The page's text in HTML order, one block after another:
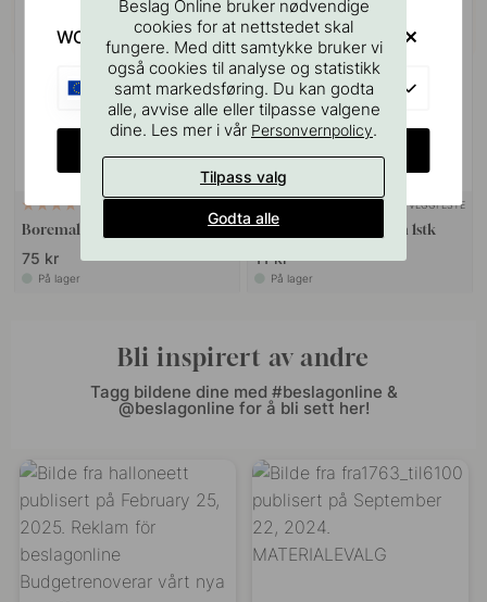
127
Boremal for Håndtak & Knotter
75 kr
På lager
VEGGFESTE
Skjøteskrue M4x50mm 1stk
11 kr
På lager
Bli inspirert av andre
Tagg bildene dine med #beslagonline &
@beslagonline for å bli sett her!
Beslag Online bruker nødvendige
cookies for at nettstedet skal
fungere. Med ditt samtykke bruker vi
også cookies til analyse og statistikk
samt markedsføring. Du kan godta
alle, avvise alle eller tilpasse valgene
dine. Les mer i vår Personvernpolicy.
Tilpass valg
Godta alle
WOULD YOU RATHER VISIT?
EU